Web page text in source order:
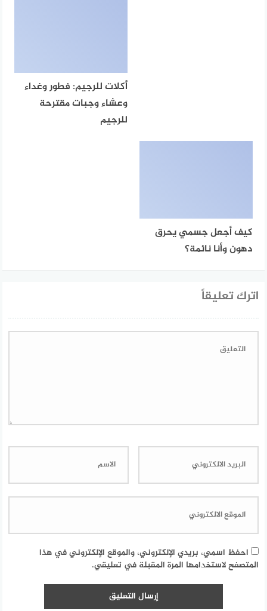
أكلات للرجيم: فطور وغداء
وعشاء وجبات مقترحة
للرجيم
كيف أجعل جسمي يحرق
دهون وأنا نائمة؟
اترك تعليقاً
احفظ اسمي، بريدي الإلكتروني، والموقع الإلكتروني في هذا
المتصفح لاستخدامها المرة المقبلة في تعليقي.